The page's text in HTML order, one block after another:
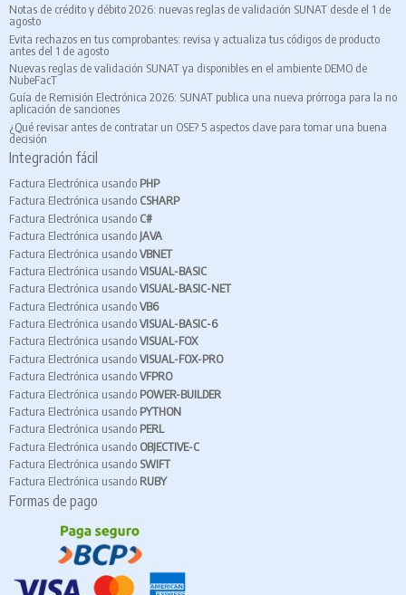
Notas de crédito y débito 2026: nuevas reglas de validación SUNAT desde el 1 de
agosto
Evita rechazos en tus comprobantes: revisa y actualiza tus códigos de producto
antes del 1 de agosto
Nuevas reglas de validación SUNAT ya disponibles en el ambiente DEMO de
NubeFacT
Guía de Remisión Electrónica 2026: SUNAT publica una nueva prórroga para la no
aplicación de sanciones
¿Qué revisar antes de contratar un OSE? 5 aspectos clave para tomar una buena
decisión
Integración fácil
Factura Electrónica usando PHP
Factura Electrónica usando CSHARP
Factura Electrónica usando C#
Factura Electrónica usandoJAVA
Factura Electrónica usandoVBNET
Factura Electrónica usandoVISUAL-BASIC
Factura Electrónica usandoVISUAL-BASIC-NET
Factura Electrónica usandoVB6
Factura Electrónica usandoVISUAL-BASIC-6
Factura Electrónica usandoVISUAL-FOX
Factura Electrónica usandoVISUAL-FOX-PRO
Factura Electrónica usandoVFPRO
Factura Electrónica usando POWER-BUILDER
Factura Electrónica usando PYTHON
Factura Electrónica usando PERL
Factura Electrónica usando OBJECTIVE-C
Factura Electrónica usando SWIFT
Factura Electrónica usando RUBY
Formas de pago